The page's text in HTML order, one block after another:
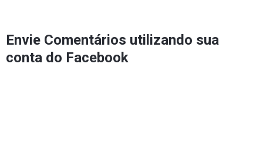
Envie Comentários utilizando sua
conta do Facebook